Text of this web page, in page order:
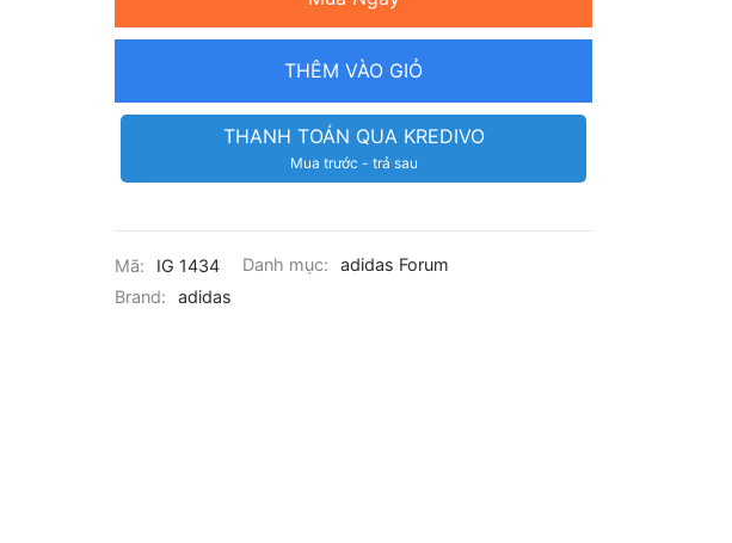
THÊM VÀO GIỎ
THANH TOÁN QUA KREDIVO
Mua trước - trả sau
Mã: IG 1434 Danh mục:
adidas Forum
Brand:
adidas